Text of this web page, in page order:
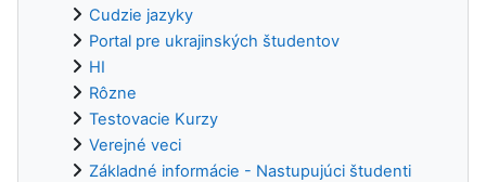
Cudzie jazyky
Portal pre ukrajinských študentov
HI
Rôzne
Testovacie Kurzy
Verejné veci
Základné informácie - Nastupujúci študenti